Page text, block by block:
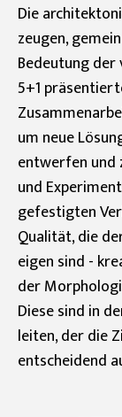
Die
zeugen,
Bedeutung
5+1
um neue
entwerfen und
und
gefestigten
Qualität, die
eigen sind -
der
Diese sind in
leiten, der die
entscheidend